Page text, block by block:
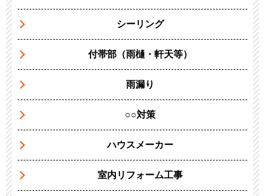
シーリング
付帯部（雨樋・軒天等）
雨漏り
○○対策
ハウスメーカー
室内リフォーム工事